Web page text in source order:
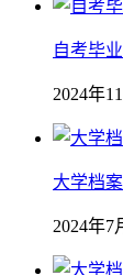
自考毕
2024年
大学档
2024年7